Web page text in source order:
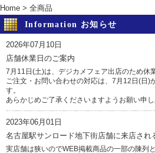
Home > 全商品
Information お知らせ
2026年07月10日
店舗休業日のご案内
7月11日(土)は、デジカメフェア出店のため休
ご注文・お問い合わせの対応は、7月12日(日)
す。
あらかじめご了承くださいますようお願い申し
2023年06月01日
名古屋駅サンロード地下街店舗に来店され
実店舗は狭いのでWEB掲載商品の一部の陳列